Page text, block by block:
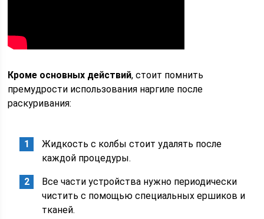
Кроме основных действий, стоит помнить
премудрости использования наргиле после
раскуривания:
Жидкость с колбы стоит удалять после
каждой процедуры.
Все части устройства нужно периодически
чистить с помощью специальных ершиков и
тканей.